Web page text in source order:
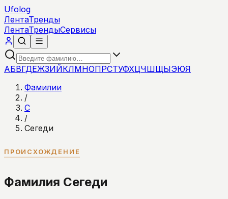
Ufolog
ЛентаТренды
ЛентаТрендыСервисы
АБВГДЕЖЗИЙКЛМНОПРСТУФХЦЧШЩЫЭЮЯ
Фамилии
/
С
/
Сегеди
ПРОИСХОЖДЕНИЕ
Фамилия Сегеди